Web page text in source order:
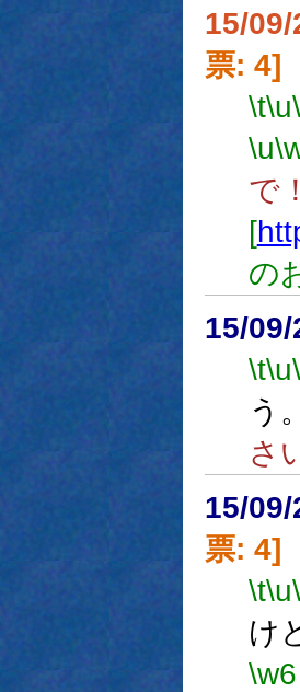
15/
票: 4]
\t\u
\u
で！
[
の
15/
\t\u
う。
さ
15/
票: 4]
\t\u
け
\w6